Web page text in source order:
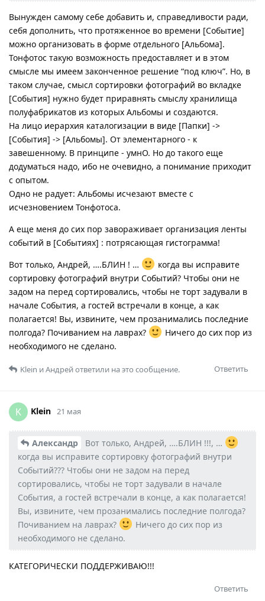
Вынужден самому себе добавить и, справедливости ради,
себя дополнить, что протяженное во времени [Событие]
можно организовать в форме отдельного [Альбома].
Тонфотос такую возможность предоставляет и в этом
смысле мы имеем законченное решение “под ключ”. Но, в
таком случае, смысл сортировки фотографий во вкладке
[События] нужно будет приравнять смыслу хранилища
полуфабрикатов из которых Альбомы и создаются.
На лицо иерархия каталогизации в виде [Папки] ->
[События] -> [Альбомы]. От элементарного - к
завешенному. В принципе - умнО. Но до такого еще
додуматься надо, ибо не очевидно, а понимание приходит
с опытом.
Одно не радует: Альбомы исчезают вместе с
исчезновением Тонфотоса.
А еще меня до сих пор завораживает организация ленты
событий в [Событиях] : потрясающая гистограмма!
Вот только, Андрей, ….БЛИН ! …
когда вы исправите
сортировку фотографий внутри Событий? Чтобы они не
задом на перед сортировались, чтобы не торт задували в
начале События, а гостей встречали в конце, а как
полагается! Вы, извините, чем прозанимались последние
полгода? Почиванием на лаврах?
Ничего до сих пор из
необходимого не сделано.
Ответить
Klein иАндрейответили на это сообщение.
K Klein 21 мая
Александр
Вот только, Андрей, ….БЛИН !!!, …
когда вы исправите сортировку фотографий внутри
Событий??? Чтобы они не задом на перед
сортировались, чтобы не торт задували в начале
События, а гостей встречали в конце, а как полагается!
Вы, извините, чем прозанимались последние полгода?
Почиванием на лаврах?
Ничего до сих пор из
необходимого не сделано.
КАТЕГОРИЧЕСКИ ПОДДЕРЖИВАЮ!!!
Ответить